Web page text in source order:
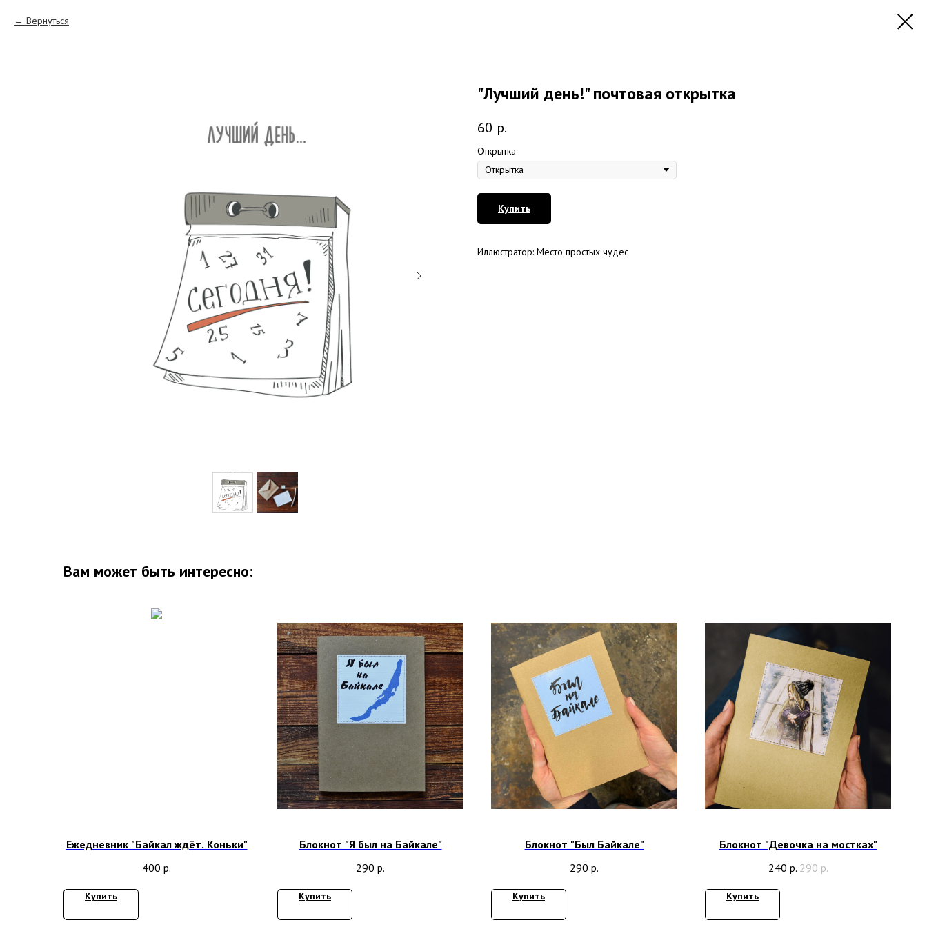
Вернуться
"Лучший день!" почтовая открытка
60 р.
Открытка
Купить
Иллюстратор: Место простых чудес
Вам может быть интересно:
Ежедневник "Байкал ждёт. Коньки"
400 р.
Купить
Блокнот "Я был на Байкале"
290 р.
Купить
Блокнот "Был Байкале"
290 р.
Купить
Блокнот "Девочка на мостках"
240 р.290 р.
Купить